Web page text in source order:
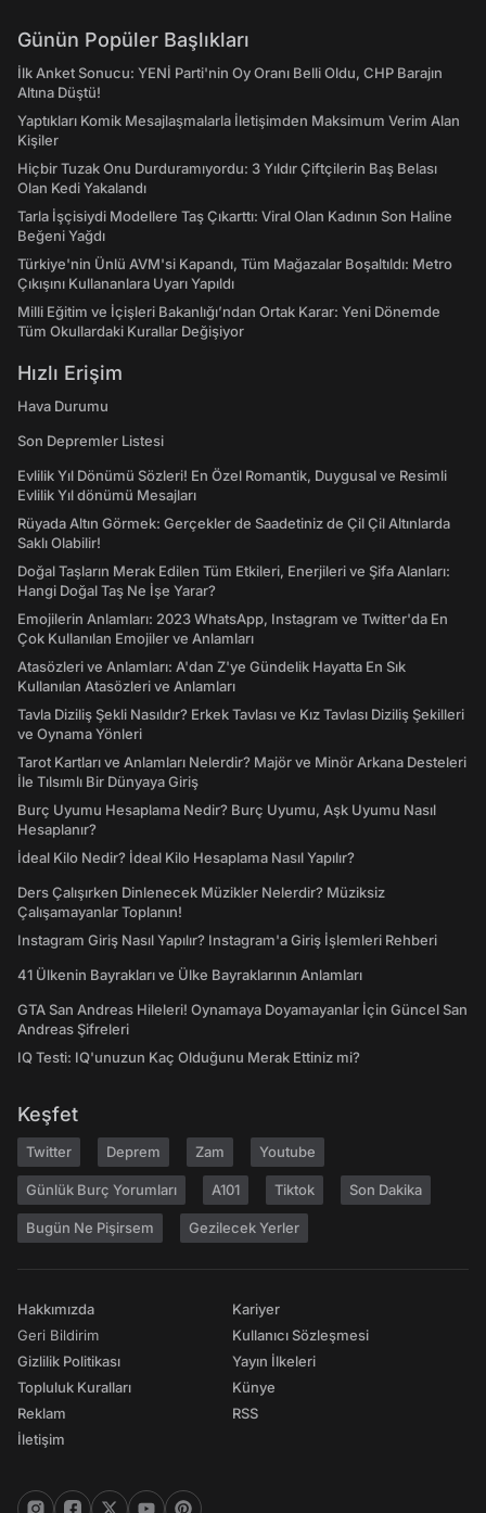
Günün Popüler Başlıkları
İlk Anket Sonucu: YENİ Parti'nin Oy Oranı Belli Oldu, CHP Barajın
Altına Düştü!
Yaptıkları Komik Mesajlaşmalarla İletişimden Maksimum Verim Alan
Kişiler
Hiçbir Tuzak Onu Durduramıyordu: 3 Yıldır Çiftçilerin Baş Belası
Olan Kedi Yakalandı
Tarla İşçisiydi Modellere Taş Çıkarttı: Viral Olan Kadının Son Haline
Beğeni Yağdı
Türkiye'nin Ünlü AVM'si Kapandı, Tüm Mağazalar Boşaltıldı: Metro
Çıkışını Kullananlara Uyarı Yapıldı
Milli Eğitim ve İçişleri Bakanlığı’ndan Ortak Karar: Yeni Dönemde
Tüm Okullardaki Kurallar Değişiyor
Hızlı Erişim
Hava Durumu
Son Depremler Listesi
Evlilik Yıl Dönümü Sözleri! En Özel Romantik, Duygusal ve Resimli
Evlilik Yıl dönümü Mesajları
Rüyada Altın Görmek: Gerçekler de Saadetiniz de Çil Çil Altınlarda
Saklı Olabilir!
Doğal Taşların Merak Edilen Tüm Etkileri, Enerjileri ve Şifa Alanları:
Hangi Doğal Taş Ne İşe Yarar?
Emojilerin Anlamları: 2023 WhatsApp, Instagram ve Twitter'da En
Çok Kullanılan Emojiler ve Anlamları
Atasözleri ve Anlamları: A'dan Z'ye Gündelik Hayatta En Sık
Kullanılan Atasözleri ve Anlamları
Tavla Diziliş Şekli Nasıldır? Erkek Tavlası ve Kız Tavlası Diziliş Şekilleri
ve Oynama Yönleri
Tarot Kartları ve Anlamları Nelerdir? Majör ve Minör Arkana Desteleri
İle Tılsımlı Bir Dünyaya Giriş
Burç Uyumu Hesaplama Nedir? Burç Uyumu, Aşk Uyumu Nasıl
Hesaplanır?
İdeal Kilo Nedir? İdeal Kilo Hesaplama Nasıl Yapılır?
Ders Çalışırken Dinlenecek Müzikler Nelerdir? Müziksiz
Çalışamayanlar Toplanın!
Instagram Giriş Nasıl Yapılır? Instagram'a Giriş İşlemleri Rehberi
41 Ülkenin Bayrakları ve Ülke Bayraklarının Anlamları
GTA San Andreas Hileleri! Oynamaya Doyamayanlar İçin Güncel San
Andreas Şifreleri
IQ Testi: IQ'unuzun Kaç Olduğunu Merak Ettiniz mi?
Keşfet
Twitter Deprem Zam Youtube
Günlük Burç Yorumları A101 Tiktok Son Dakika
Bugün Ne Pişirsem Gezilecek Yerler
Hakkımızda
Geri Bildirim
Gizlilik Politikası
Topluluk Kuralları
Reklam
İletişim
Kariyer
Kullanıcı Sözleşmesi
Yayın İlkeleri
Künye
RSS